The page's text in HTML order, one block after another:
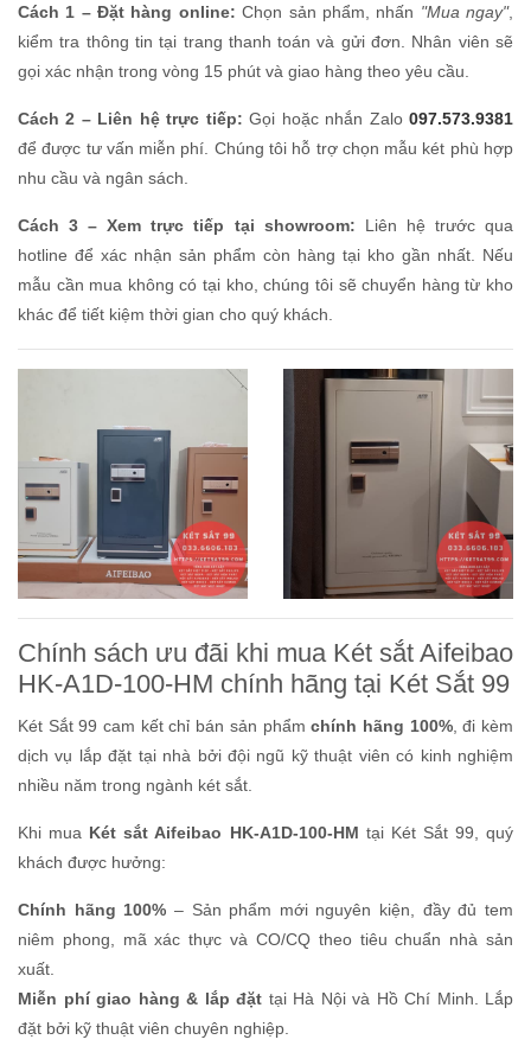
Cách 1 – Đặt hàng online: Chọn sản phẩm, nhấn "Mua ngay",
kiểm tra thông tin tại trang thanh toán và gửi đơn. Nhân viên sẽ
gọi xác nhận trong vòng 15 phút và giao hàng theo yêu cầu.
Cách 2 – Liên hệ trực tiếp: Gọi hoặc nhắn Zalo097.573.9381
để được tư vấn miễn phí. Chúng tôi hỗ trợ chọn mẫu két phù hợp
nhu cầu và ngân sách.
Cách 3 – Xem trực tiếp tại showroom: Liên hệ trước qua
hotline để xác nhận sản phẩm còn hàng tại kho gần nhất. Nếu
mẫu cần mua không có tại kho, chúng tôi sẽ chuyển hàng từ kho
khác để tiết kiệm thời gian cho quý khách.
Chính sách ưu đãi khi mua Két sắt Aifeibao
HK-A1D-100-HM chính hãng tại Két Sắt 99
Két Sắt 99 cam kết chỉ bán sản phẩmchính hãng 100%, đi kèm
dịch vụ lắp đặt tại nhà bởi đội ngũ kỹ thuật viên có kinh nghiệm
nhiều năm trong ngành két sắt.
Khi mua Két sắt Aifeibao HK-A1D-100-HM tại Két Sắt 99, quý
khách được hưởng:
Chính hãng 100% – Sản phẩm mới nguyên kiện, đầy đủ tem
niêm phong, mã xác thực và CO/CQ theo tiêu chuẩn nhà sản
xuất.
Miễn phí giao hàng & lắp đặt tại Hà Nội và Hồ Chí Minh. Lắp
đặt bởi kỹ thuật viên chuyên nghiệp.